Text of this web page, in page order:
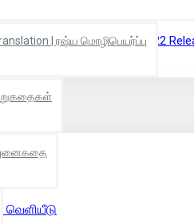
| ரஷ்ய மொழிபெயர்ப்பு
,Interview | நேர்காணல்,2022
வெளியீடு